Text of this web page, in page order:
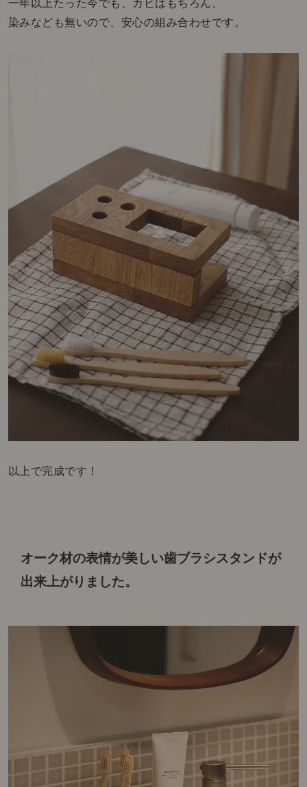
一年以上たった今でも、カビはもちろん、
染みなども無いので、安心の組み合わせです。
以上で完成です！
オーク材の表情が美しい歯ブラシスタンドが
出来上がりました。